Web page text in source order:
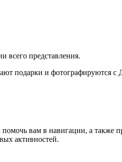
всего представления.
подарки и
вам в навигации, а также
активностей.